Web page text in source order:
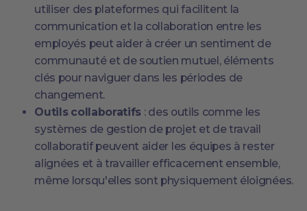
utiliser des plateformes qui facilitent la
communication et la collaboration entre les
employés peut aider à créer un sentiment de
communauté et de soutien mutuel, éléments
clés pour naviguer dans les périodes de
changement.
Outils collaboratifs : des outils comme les
systèmes de gestion de projet et de travail
collaboratif peuvent aider les équipes à rester
alignées et à travailler efficacement ensemble,
même lorsqu'elles sont physiquement éloignées.